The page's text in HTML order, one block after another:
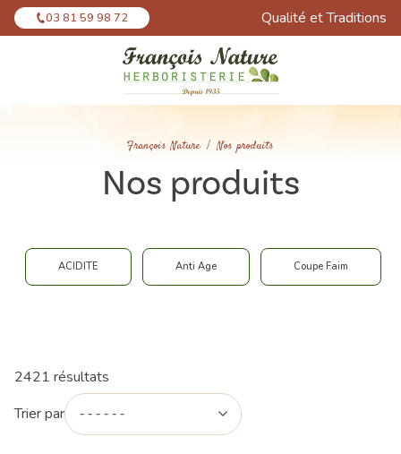
03 81 59 98 72 Qualité et Traditions
François Nature Nos produits
Nos produits
ACIDITE Anti Age Coupe Faim
2421 résultats
Trier par
Panneau de gestion des cookies